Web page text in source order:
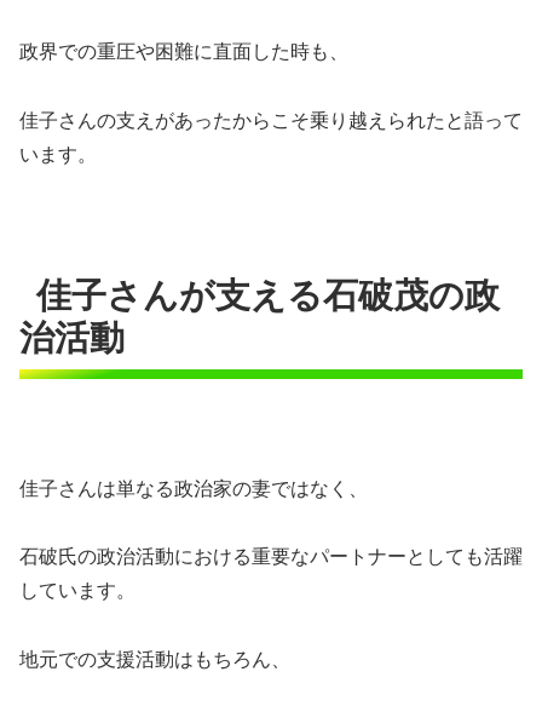
政界での重圧や困難に直面した時も、
佳子さんの支えがあったからこそ乗り越えられたと語って
います。
佳子さんが支える石破茂の政
治活動
佳子さんは単なる政治家の妻ではなく、
石破氏の政治活動における重要なパートナーとしても活躍
しています。
地元での支援活動はもちろん、